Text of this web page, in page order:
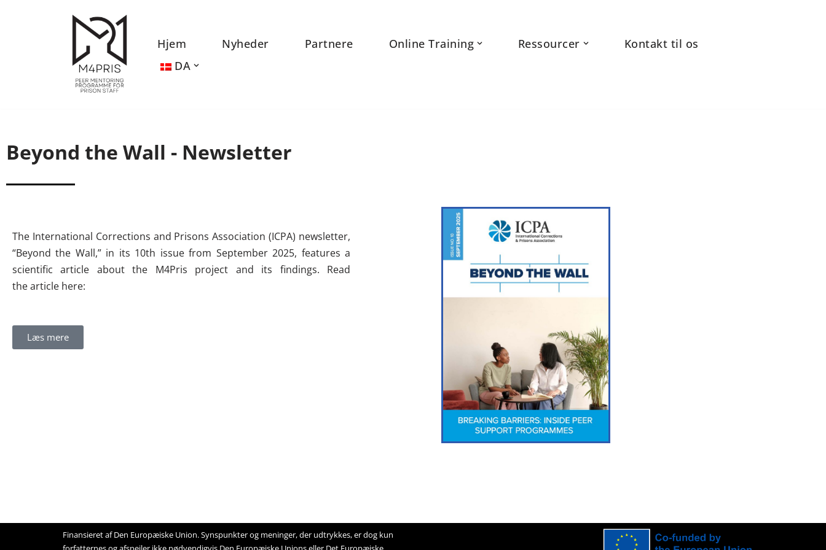
Hjem Nyheder Partnere Online Training Ressourcer
Kontakt til os
DA
Beyond the Wall - Newsletter
The International Corrections and Prisons Association (ICPA) newsletter,
“Beyond the Wall,” in its 10th issue from September 2025, features a
scientific article about the M4Pris project and its findings. Read
the article here:
Læs mere
Finansieret af Den Europæiske Union. Synspunkter og meninger, der udtrykkes, er dog kun